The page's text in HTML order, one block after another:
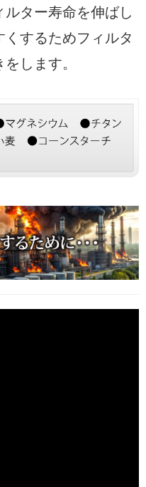
ター寿命を伸ばし
するためフィルタ
します。